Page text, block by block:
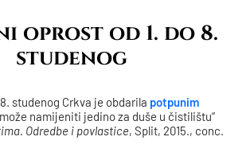
oprost od 1. do 8.
studenog
studenog Crkva je obdarila potpunim
namijeniti jedino za duše u čistilištu“
Odredbe i povlastice, Split, 2015., conc.